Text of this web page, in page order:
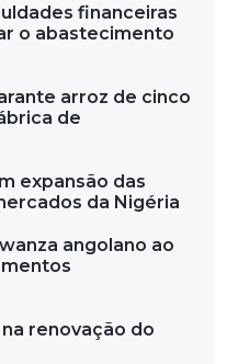
financeiras
o abastecimento
arroz de cinco
de
expansão das
da Nigéria
angolano ao
renovação do